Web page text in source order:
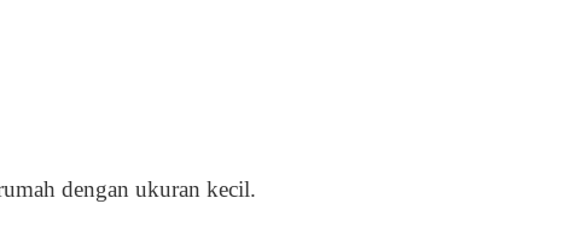
dengan ukuran kecil.